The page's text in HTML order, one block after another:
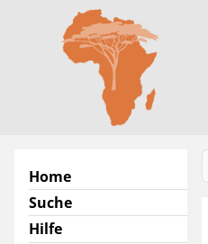
Home
Suche
Hilfe